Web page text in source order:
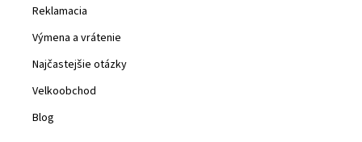
Reklamacia
Výmena a vrátenie
Najčastejšie otázky
Velkoobchod
Blog